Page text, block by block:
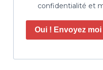
confidentialité et
Oui ! Envoyez